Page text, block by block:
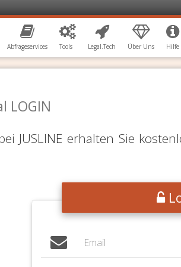
Abfrageservices Tools Legal.Tech Über Uns Hilfe
LOGIN
JUSLINE erhalten Sie